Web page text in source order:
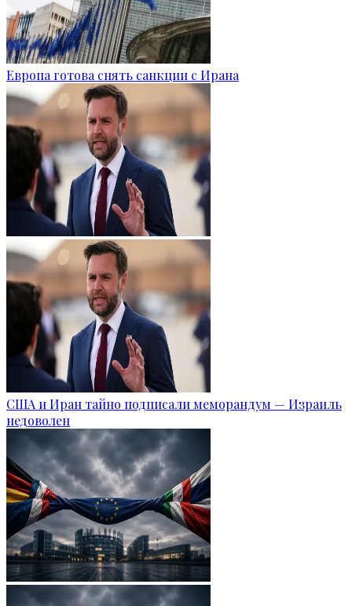
Европа готова снять санкции с Ирана
США и Иран тайно подписали меморандум — Израиль
недоволен